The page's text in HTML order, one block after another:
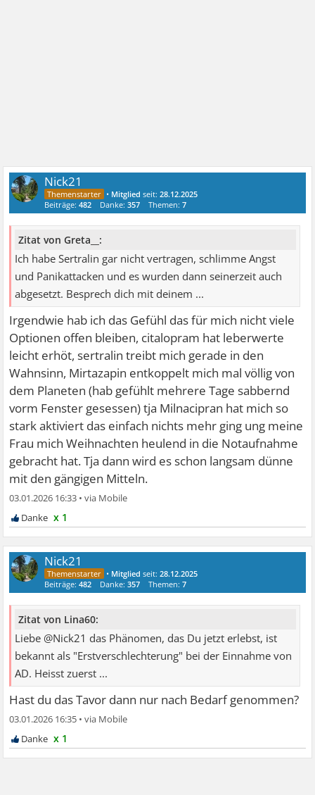
Nick21
• Mitglied seit:28.12.2025
Beiträge:482 Danke:357 Themen:7
Zitat von Greta__:
Ich habe Sertralin gar nicht vertragen, schlimme Angst
und Panikattacken und es wurden dann seinerzeit auch
abgesetzt. Besprech dich mit deinem ...
Irgendwie hab ich das Gefühl das für mich nicht viele
Optionen offen bleiben, citalopram hat leberwerte
leicht erhöt, sertralin treibt mich gerade in den
Wahnsinn, Mirtazapin entkoppelt mich mal völlig von
dem Planeten (hab gefühlt mehrere Tage sabbernd
vorm Fenster gesessen) tja Milnacipran hat mich so
stark aktiviert das einfach nichts mehr ging ung meine
Frau mich Weihnachten heulend in die Notaufnahme
gebracht hat. Tja dann wird es schon langsam dünne
mit den gängigen Mitteln.
03.01.2026 16:33 •
x 1
Nick21
• Mitglied seit:28.12.2025
Beiträge:482 Danke:357 Themen:7
Zitat von Lina60:
Liebe @Nick21 das Phänomen, das Du jetzt erlebst, ist
bekannt als "Erstverschlechterung" bei der Einnahme von
AD. Heisst zuerst ...
Hast du das Tavor dann nur nach Bedarf genommen?
03.01.2026 16:35 •
x 1